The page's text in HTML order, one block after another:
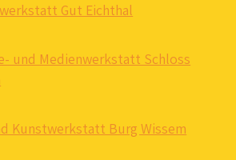
Gut Eichthal
und Medienwerkstatt Schloss
Kunstwerkstatt Burg Wissem